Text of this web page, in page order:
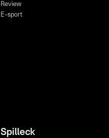
Review
E-sport
Spilleck